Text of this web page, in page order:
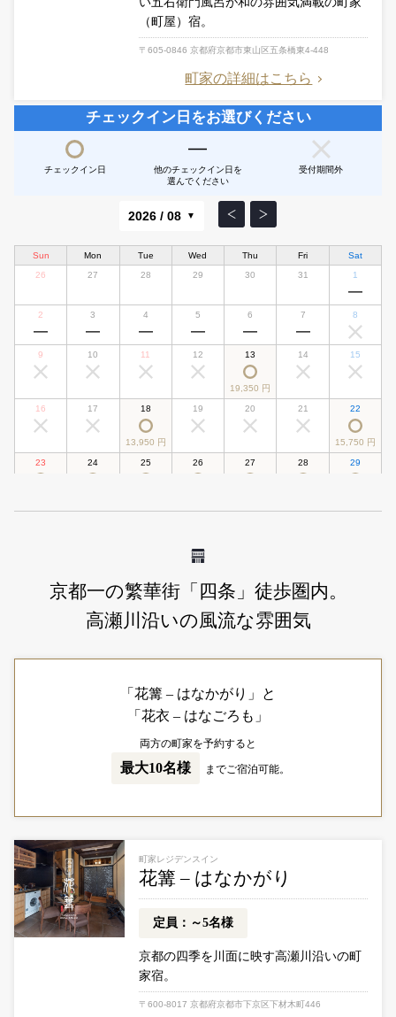
（町屋）宿。
〒605-0846 京都府京都市東山区五条橋東4-448
町家の詳細はこちら
京都一の繁華街「四条」徒歩圏内。
高瀬川沿いの風流な雰囲気
「花篝 – はなかがり」と
「花衣 – はなごろも」
両方の町家を予約すると
最大10名様 までご宿泊可能。
町家レジデンスイン
花篝 – はなかがり
定員：～5名様
京都の四季を川面に映す高瀬川沿いの町
家宿。
〒600-8017 京都府京都市下京区下材木町446